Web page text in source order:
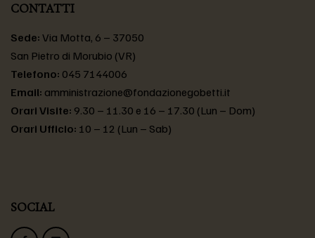
CONTATTI
Sede: Via Motta, 6 – 37050
San Pietro di Morubio (VR)
Telefono: 045 7144006
Email: amministrazione@fondazionegobetti.it
Orari Visite: 9.30 – 11.30 e 16 – 17.30 (Lun – Dom)
Orari Ufficio: 10 – 12 (Lun – Sab)
SOCIAL